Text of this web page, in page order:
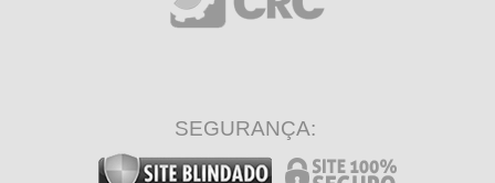
SEGURANÇA: